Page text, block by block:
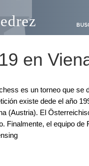
en
es un torneo que se
existe dede el año
(Austria). El
Finalmente, el equipo